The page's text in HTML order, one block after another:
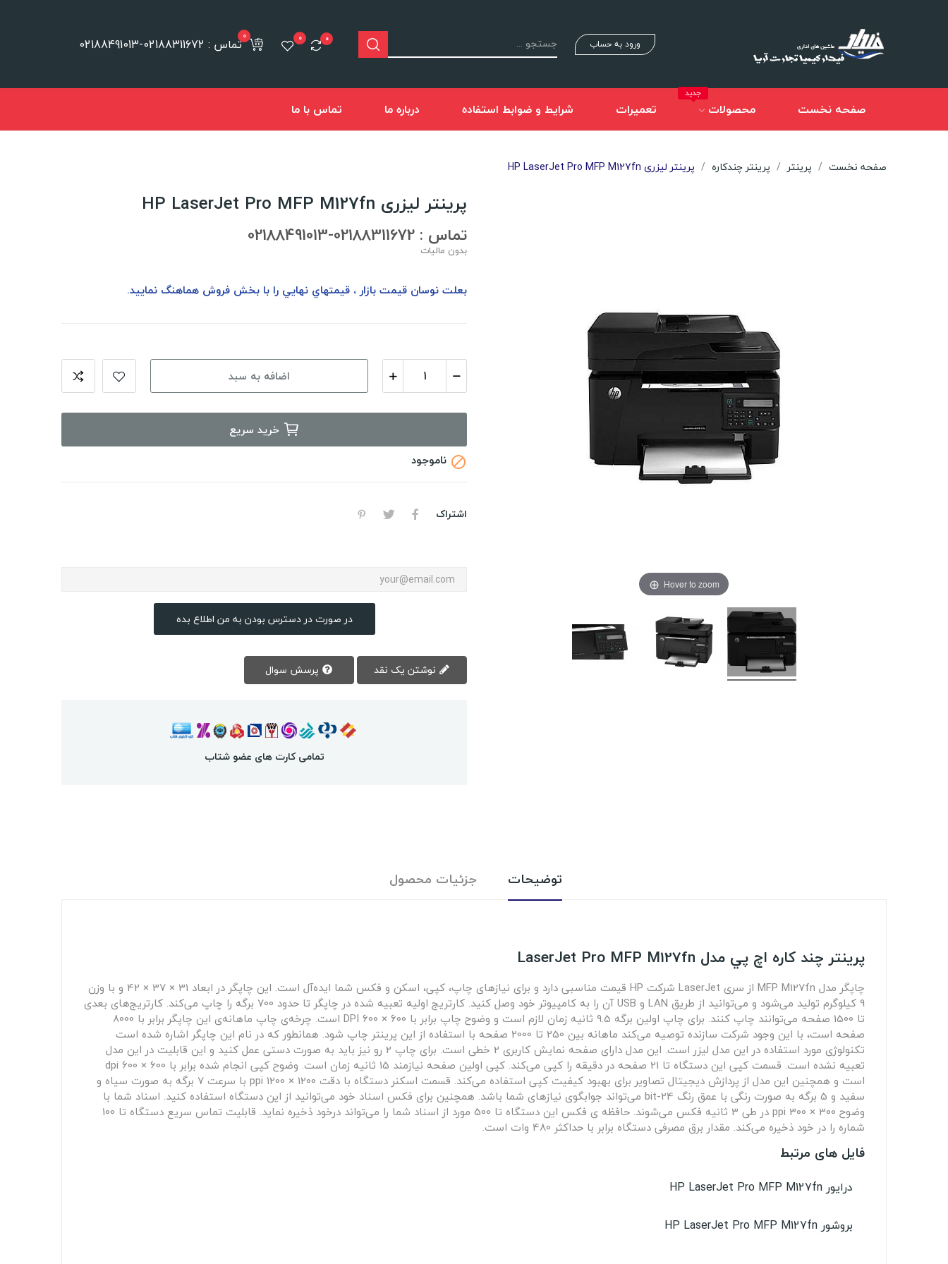
ورود به حساب 0
0 تماس : 02188311672-021884910130
صفحه نخست محصولات
جدید
تعمیرات شرایط و ضوابط استفاده درباره ما تماس با ما
صفحه نخست پرینتر پرینتر چندکاره پرینتر لیزری HP LaserJet Pro MFP M127fn
Hover to zoom
پرینتر لیزری HP LaserJet Pro MFP M127fn
تماس : 02188311672-02188491013
بدون مالیات
اضافه به سبد
خرید سریع
 ناموجود
اشتراک
در صورت در دسترس بودن به من اطلاع بده
تمامی کارت های عضو شتاب
توضیحات جزئیات محصول
پرينتر چند کاره اچ پي مدل LaserJet Pro MFP M127fn
چاپگر مدل MFP M127fn از سری LaserJet شرکت HP قیمت مناسبی دارد و برای نیازهای چاپ، کپی، اسکن و فکس شما ایده‌آل است. این چاپگر در ابعاد 31 × 37 × 42 و با وزن
9 کیلوگرم تولید می‌شود و می‌توانید از طریق LAN و USB آن را به کامپیوتر خود وصل کنید. کارتریج اولیه تعبیه شده در چاپگر تا حدود 700 برگه را چاپ می‌کند. کارتریج‌های بعدی
تا 1500 صفحه می‌توانند چاپ کنند. برای چاپ اولین برگه 9.5 ثانیه زمان لازم است و وضوح چاپ برابر با 600 × 600 DPI است. چرخه‌ی چاپ ماهانه‌ی این چاپگر برابر با 8000
صفحه است، با این وجود شرکت سازنده توصیه می‌کند ماهانه بین 250 تا 2000 صفحه با استفاده از این پرینتر چاپ شود. همانطور که در نام این چاپگر اشاره شده است
تکنولوژی مورد استفاده در این مدل لیزر است. این مدل دارای صفحه نمایش کاربری 2 خطی است. برای چاپ 2 رو نیز باید به صورت دستی عمل کنید و این قابلیت در این مدل
تعبیه نشده است. قسمت کپی این دستگاه تا 21 صفحه در دقیقه را کپی می‌کند. کپی اولین صفحه نیازمند 15 ثانیه زمان است. وضوح کپی انجام شده برابر با 600 × 600 dpi
است و همچنین این مدل از پردازش دیجیتال تصاویر برای بهبود کیفیت کپی استفاده می‌کند. قسمت اسکنر دستگاه با دقت 1200 × 1200 ppi با سرعت 7 برگه به صورت سیاه و
سفید و 5 برگه به صورت رنگی با عمق رنگ 24-bit می‌تواند جوابگوی نیازهای شما باشد. همچنین برای فکس اسناد خود می‌توانید از این دستگاه استفاده کنید. اسناد شما با
وضوح 300 × 300 ppi در طی 3 ثانیه فکس می‌شوند. حافظه ی فکس این دستگاه تا 500 مورد از اسناد شما را می‌تواند درخود ذخیره نماید. قابلیت تماس سریع دستگاه تا 100
شماره را در خود ذخیره می‌کند. مقدار برق مصرفی دستگاه برابر با حداکثر 480 وات است.
فایل های مرتبط
درایور HP LaserJet Pro MFP M127fn
بروشور HP LaserJet Pro MFP M127fn